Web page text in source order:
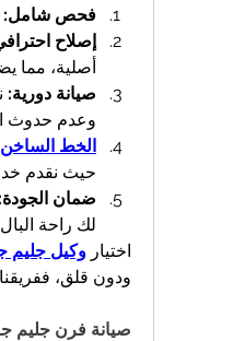
فحص شامل:
إصلاح
أصلية، مما
صيانة دورية:
وعدم حدوث
الخط الساخن
حيث نقدم
ضمان الجودة:
لك راحة
اختيار وكيل جليم
ودون قلق،
صيانة فرن جليم